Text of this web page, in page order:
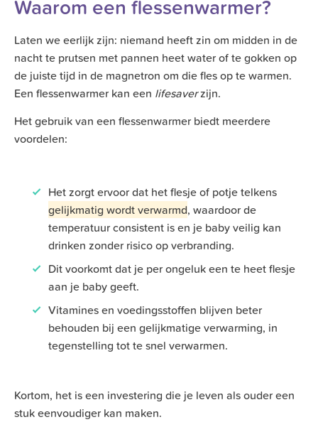
Waarom een flessenwarmer?
Laten we eerlijk zijn: niemand heeft zin om midden in de
nacht te prutsen met pannen heet water of te gokken op
de juiste tijd in de magnetron om die fles op te warmen.
Een flessenwarmer kan een lifesaverzijn.
Het gebruik van een flessenwarmer biedt meerdere
voordelen:
Het zorgt ervoor dat het flesje of potje telkens
gelijkmatig wordt verwarmd, waardoor de
temperatuur consistent is en je baby veilig kan
drinken zonder risico op verbranding.
Dit voorkomt dat je per ongeluk een te heet flesje
aan je baby geeft.
Vitamines en voedingsstoffen blijven beter
behouden bij een gelijkmatige verwarming, in
tegenstelling tot te snel verwarmen.
Kortom, het is een investering die je leven als ouder een
stuk eenvoudiger kan maken.